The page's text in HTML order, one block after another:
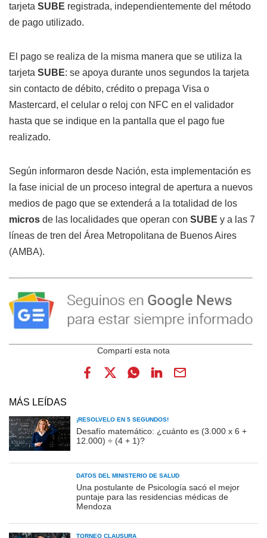
tarjeta SUBE registrada, independientemente del método
de pago utilizado.
El pago se realiza de la misma manera que se utiliza la
tarjeta SUBE: se apoya durante unos segundos la tarjeta
sin contacto de débito, crédito o prepaga Visa o
Mastercard, el celular o reloj con NFC en el validador
hasta que se indique en la pantalla que el pago fue
realizado.
Según informaron desde Nación, esta implementación es
la fase inicial de un proceso integral de apertura a nuevos
medios de pago que se extenderá a la totalidad de los
micros de las localidades que operan con SUBE y a las 7
líneas de tren del Área Metropolitana de Buenos Aires
(AMBA).
MÁS LEÍDAS
¡RESOLVELO EN 5 SEGUNDOS!
Desafío matemático: ¿cuánto es (3.000 x 6 +
12.000) ÷ (4 + 1)?
DATOS DEL MINISTERIO DE SALUD
Una postulante de Psicología sacó el mejor
puntaje para las residencias médicas de
Mendoza
TORNEO CLAUSURA